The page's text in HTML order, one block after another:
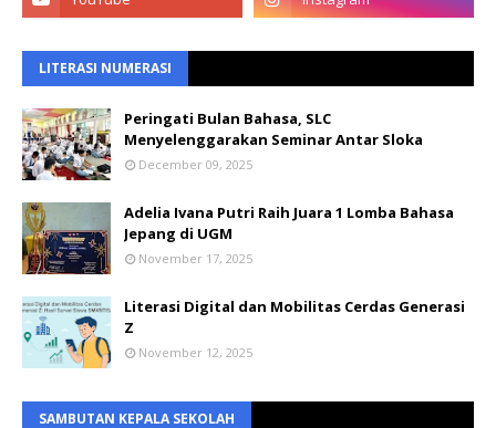
LITERASI NUMERASI
Peringati Bulan Bahasa, SLC
Menyelenggarakan Seminar Antar Sloka
December 09, 2025
Adelia Ivana Putri Raih Juara 1 Lomba Bahasa
Jepang di UGM
November 17, 2025
Literasi Digital dan Mobilitas Cerdas Generasi
Z
November 12, 2025
SAMBUTAN KEPALA SEKOLAH